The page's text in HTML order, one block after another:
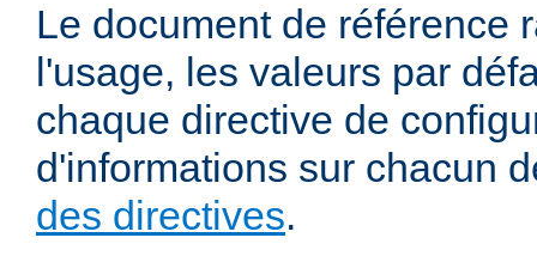
Le document de référence
l'usage, les valeurs par
chaque directive de
d'informations sur chacun
des directives.